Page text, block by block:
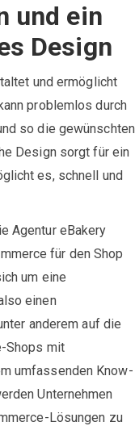
und ein
Design
und ermöglicht
problemlos durch
so die gewünschten
Design sorgt für ein
es, schnell und
Agentur eBakery
für den Shop
um eine
einen
anderem auf die
Shops mit
umfassenden Know-
Unternehmen
Lösungen zu